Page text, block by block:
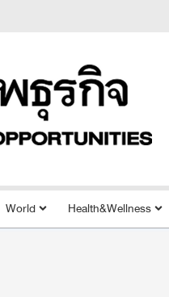
World Health&Wellness